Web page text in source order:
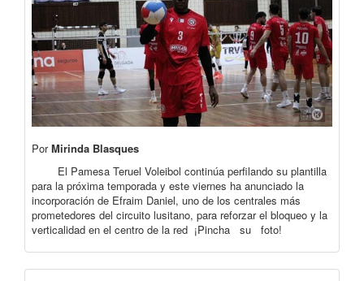
PorMirinda Blasques
El Pamesa Teruel Voleibol continúa perfilando su plantilla
para la próxima temporada y este viernes ha anunciado la
incorporación de Efraim Daniel, uno de los centrales más
prometedores del circuito lusitano, para reforzar el bloqueo y la
verticalidad en el centro de la red ¡Pincha su foto!